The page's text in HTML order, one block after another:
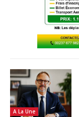
A La Une